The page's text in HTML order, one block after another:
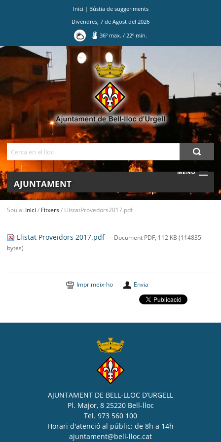
Inici | Bústia de suggeriments
Divendres 7 de Agost del 2026
36º max./ 22º min.
MENU
AJUNTAMENT
BELL-LLOC SOLUCIONA
Sou a: Inici / Fitxers/ LlistatProvedors2017.pdf
Llistat Proveïdors 2017.pdf— Document PDF, 112 KB (114835
bytes)
Imprimeix-ho Envia
AJUNTAMENT DE BELL-LLOC D’URGELL
Pl. Major, 8 25220 Bell-lloc
Tel. 973 560 100
Horari d'atenció al públic: de 8h a 14h
ajuntament@bell-lloc.cat